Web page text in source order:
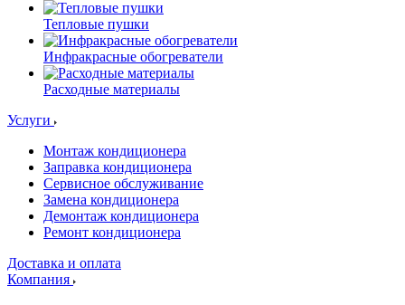
Тепловые пушки
Инфракрасные обогреватели
Расходные материалы
Услуги
Монтаж кондиционера
Заправка кондиционера
Сервисное обслуживание
Замена кондиционера
Демонтаж кондиционера
Ремонт кондиционера
Доставка и оплата
Компания